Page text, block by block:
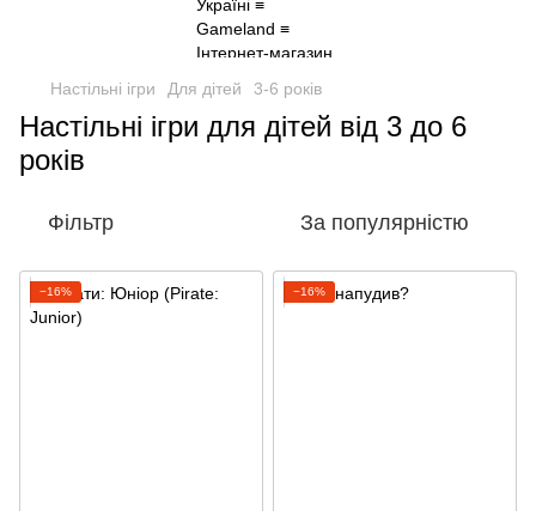
Настільні ігри Для дітей 3-6 років
Настільні ігри для дітей від 3 до 6
років
Фільтр За популярністю
−16% −16%